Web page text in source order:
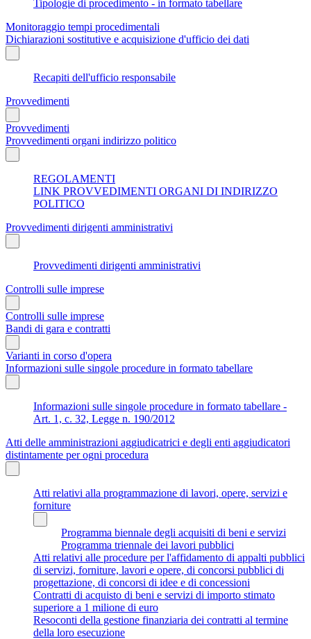
Tipologie di procedimento - in formato tabellare
Monitoraggio tempi procedimentali
Dichiarazioni sostitutive e acquisizione d'ufficio dei dati
Recapiti dell'ufficio responsabile
Provvedimenti
Provvedimenti
Provvedimenti organi indirizzo politico
REGOLAMENTI
LINK PROVVEDIMENTI ORGANI DI INDIRIZZO
POLITICO
Provvedimenti dirigenti amministrativi
Provvedimenti dirigenti amministrativi
Controlli sulle imprese
Controlli sulle imprese
Bandi di gara e contratti
Varianti in corso d'opera
Informazioni sulle singole procedure in formato tabellare
Informazioni sulle singole procedure in formato tabellare -
Art. 1, c. 32, Legge n. 190/2012
Atti delle amministrazioni aggiudicatrici e degli enti aggiudicatori
distintamente per ogni procedura
Atti relativi alla programmazione di lavori, opere, servizi e
forniture
Programma biennale degli acquisiti di beni e servizi
Programma triennale dei lavori pubblici
Atti relativi alle procedure per l'affidamento di appalti pubblici
di servizi, forniture, lavori e opere, di concorsi pubblici di
progettazione, di concorsi di idee e di concessioni
Contratti di acquisto di beni e servizi di importo stimato
superiore a 1 milione di euro
Resoconti della gestione finanziaria dei contratti al termine
della loro esecuzione